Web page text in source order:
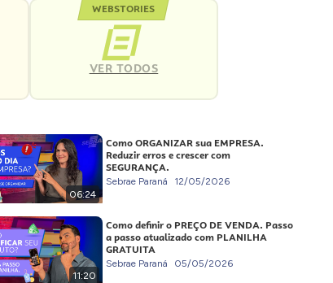
WEBSTORIES
VER TODOS
06:24
Como ORGANIZAR sua EMPRESA.
Reduzir erros e crescer com
SEGURANÇA.
Sebrae Paraná 12/05/2026
11:20
Como definir o PREÇO DE VENDA. Passo
a passo atualizado com PLANILHA
GRATUITA
Sebrae Paraná 05/05/2026